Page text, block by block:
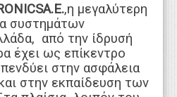
,η μεγαλύτερη
συστημάτων
από την ίδρυσή
έχει ως επίκεντρο
στην ασφάλεια
στην εκπαίδευση των